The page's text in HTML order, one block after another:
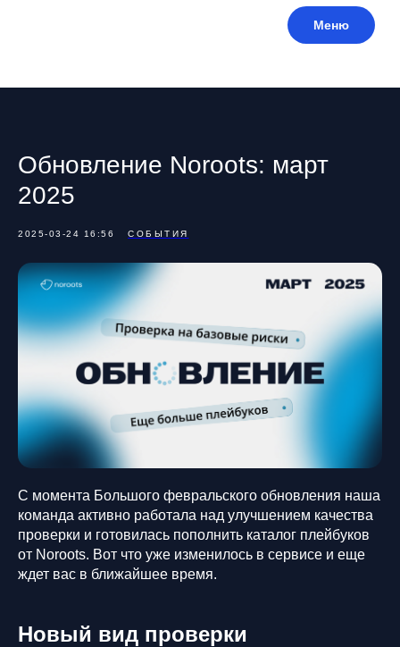
Обновление Noroots: март
2025
2025-03-24 16:56 СОБЫТИЯ
С момента Большого февральского обновления наша
команда активно работала над улучшением качества
проверки и готовилась пополнить каталог плейбуков
от Noroots. Вот что уже изменилось в сервисе и еще
ждет вас в ближайшее время.
Новый вид проверки